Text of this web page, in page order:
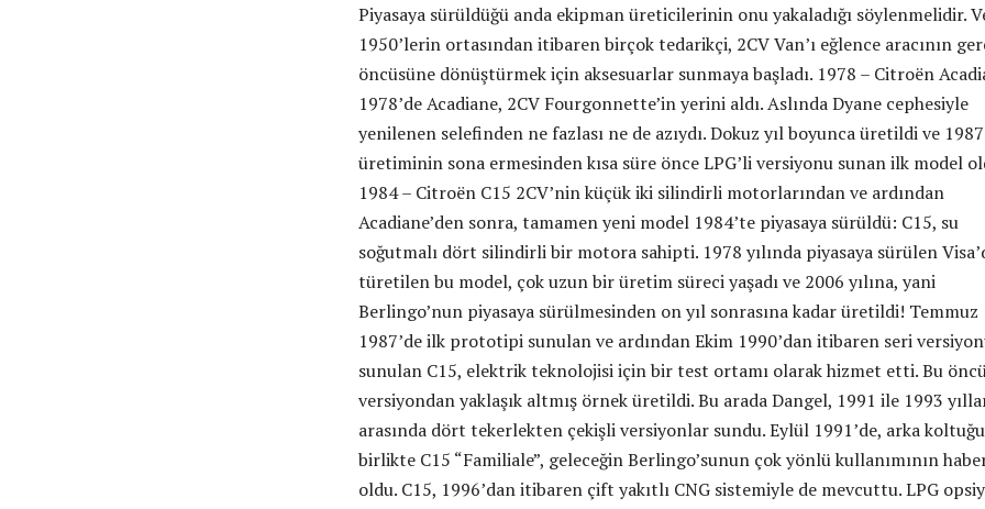
Piyasaya sürüldüğü anda ekipman üreticilerinin onu yakaladığı söylenmelidir.
1950’lerin ortasından itibaren birçok tedarikçi, 2CV Van’ı eğlence aracının
öncüsüne dönüştürmek için aksesuarlar sunmaya başladı. 1978 – Citroën
1978’de Acadiane, 2CV Fourgonnette’in yerini aldı. Aslında Dyane cephesiyle
yenilenen selefinden ne fazlası ne de azıydı. Dokuz yıl boyunca üretildi ve
üretiminin sona ermesinden kısa süre önce LPG’li versiyonu sunan ilk model
1984 – Citroën C15 2CV’nin küçük iki silindirli motorlarından ve ardından
Acadiane’den sonra, tamamen yeni model 1984’te piyasaya sürüldü: C15, su
soğutmalı dört silindirli bir motora sahipti. 1978 yılında piyasaya sürülen
türetilen bu model, çok uzun bir üretim süreci yaşadı ve 2006 yılına, yani
Berlingo’nun piyasaya sürülmesinden on yıl sonrasına kadar üretildi! Temmuz
1987’de ilk prototipi sunulan ve ardından Ekim 1990’dan itibaren seri
sunulan C15, elektrik teknolojisi için bir test ortamı olarak hizmet etti. Bu
versiyondan yaklaşık altmış örnek üretildi. Bu arada Dangel, 1991 ile 1993
arasında dört tekerlekten çekişli versiyonlar sundu. Eylül 1991’de, arka
birlikte C15 “Familiale”, geleceğin Berlingo’sunun çok yönlü kullanımının
oldu. C15, 1996’dan itibaren çift yakıtlı CNG sistemiyle de mevcuttu. LPG